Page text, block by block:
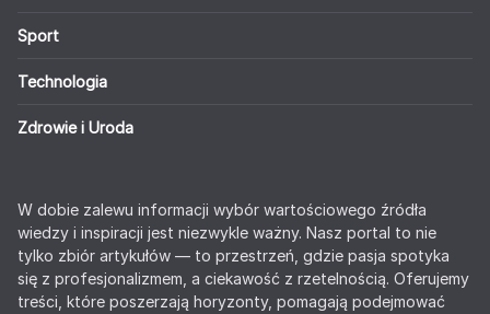
Sport
Technologia
Zdrowie i Uroda
W dobie zalewu informacji wybór wartościowego źródła
wiedzy i inspiracji jest niezwykle ważny. Nasz portal to nie
tylko zbiór artykułów — to przestrzeń, gdzie pasja spotyka
się z profesjonalizmem, a ciekawość z rzetelnością. Oferujemy
treści, które poszerzają horyzonty, pomagają podejmować